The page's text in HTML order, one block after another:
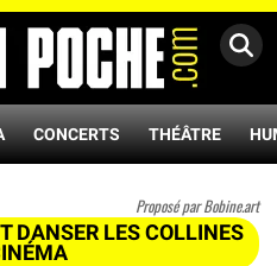
CONCERTS THÉÂTRE
Proposé par Bobine.art
DANSER LES COLLINES